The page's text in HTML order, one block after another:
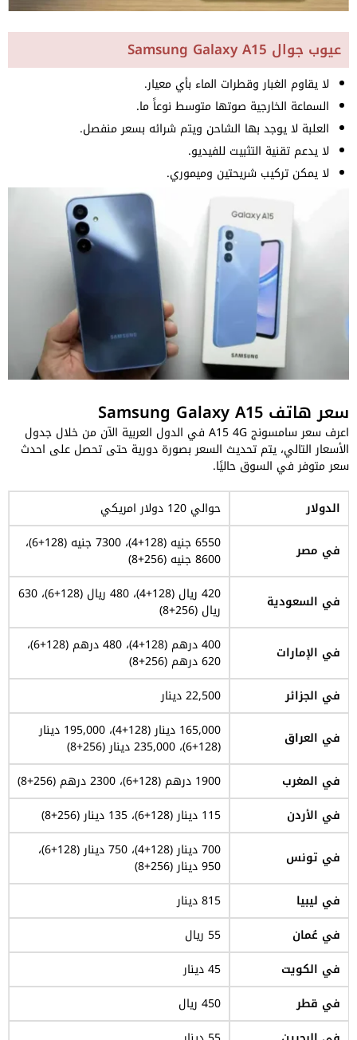
عيوب جوال Samsung Galaxy A15
لا يقاوم الغبار وقطرات الماء بأي معيار.
السماعة الخارجية صوتها متوسط نوعاً ما.
العلبة لا يوجد بها الشاحن ويتم شرائه بسعر منفصل.
لا يدعم تقنية التثبيت للفيديو.
لا يمكن تركيب شريحتين وميموري.
سعر هاتف Samsung Galaxy A15
اعرف سعر سامسونج A15 4G في الدول العربية الآن من خلال جدول
الأسعار التالي، يتم تحديث السعر بصورة دورية حتى تحصل على احدث
سعر متوفر في السوق حاليًا.
الدولار
حوالي 120 دولار امريكي
في مصر
6550 جنيه (128+4)، 7300 جنيه (128+6)،
8600 جنيه (256+8)
في السعودية
420 ريال (128+4)، 480 ريال (128+6)، 630
ريال (256+8)
في الإمارات
400 درهم (128+4)، 480 درهم (128+6)،
620 درهم (256+8)
في الجزائر
22,500 دينار
في العراق
165,000 دينار (128+4)، 195,000 دينار
(128+6)، 235,000 دينار (256+8)
في المغرب
1900 درهم (128+6)، 2300 درهم (256+8)
في الأردن
115 دينار (128+6)، 135 دينار (256+8)
في تونس
700 دينار (128+4)، 750 دينار (128+6)،
950 دينار (256+8)
في ليبيا
815 دينار
في عُمان
55 ريال
في الكويت
45 دينار
في قطر
450 ريال